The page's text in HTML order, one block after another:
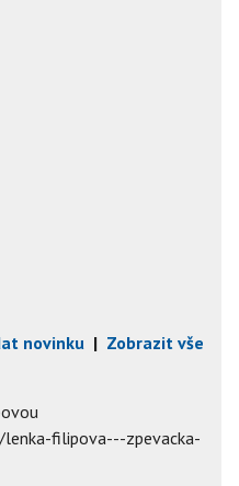
novinku | Zobrazit vše
filipova---zpevacka-